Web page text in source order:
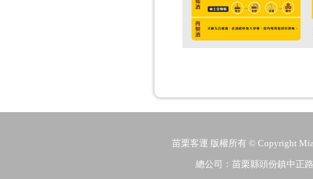
苗栗客運 版權所有 © Copyright
總公司：苗栗縣頭份鎮中正